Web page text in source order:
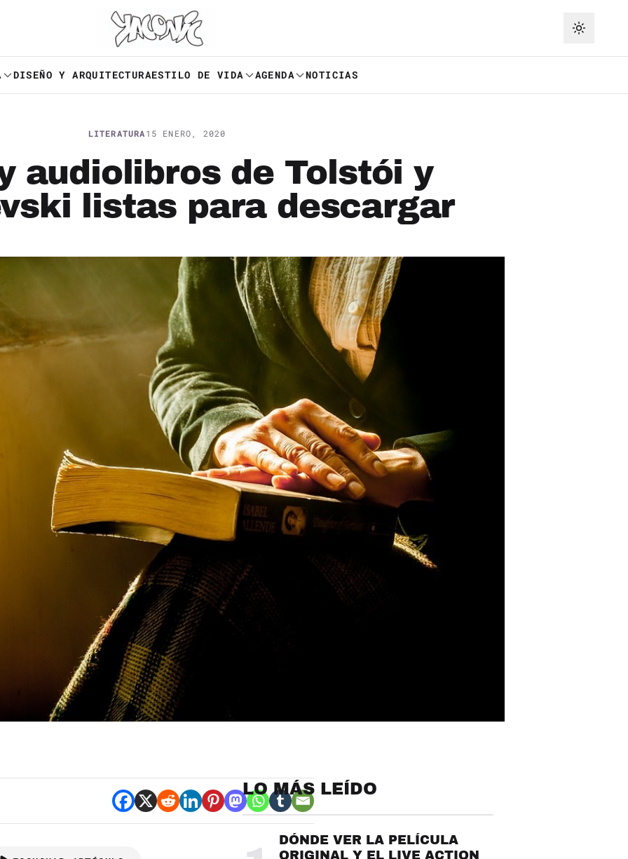
DISEÑO Y ARQUITECTURAESTILO DE VIDA AGENDA NOTICIAS
LITERATURA15 ENERO, 2020
audiolibros de Tolstói y
listas para descargar
LO MÁS LEÍDO
DÓNDE VER LA PELÍCULA
ORIGINAL Y EL LIVE ACTION